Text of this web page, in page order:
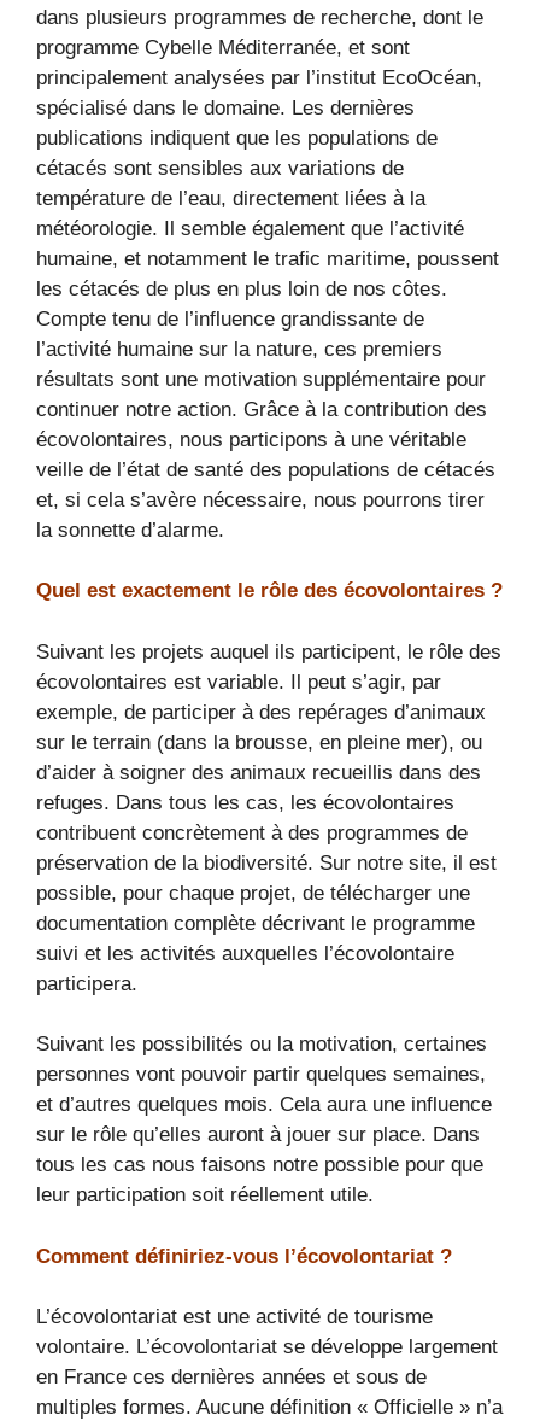
dans plusieurs programmes de recherche, dont le
programme Cybelle Méditerranée, et sont
principalement analysées par l’institut EcoOcéan,
spécialisé dans le domaine. Les dernières
publications indiquent que les populations de
cétacés sont sensibles aux variations de
température de l’eau, directement liées à la
météorologie. Il semble également que l’activité
humaine, et notamment le trafic maritime, poussent
les cétacés de plus en plus loin de nos côtes.
Compte tenu de l’influence grandissante de
l’activité humaine sur la nature, ces premiers
résultats sont une motivation supplémentaire pour
continuer notre action. Grâce à la contribution des
écovolontaires, nous participons à une véritable
veille de l’état de santé des populations de cétacés
et, si cela s’avère nécessaire, nous pourrons tirer
la sonnette d’alarme.
Quel est exactement le rôle des écovolontaires ?
Suivant les projets auquel ils participent, le rôle des
écovolontaires est variable. Il peut s’agir, par
exemple, de participer à des repérages d’animaux
sur le terrain (dans la brousse, en pleine mer), ou
d’aider à soigner des animaux recueillis dans des
refuges. Dans tous les cas, les écovolontaires
contribuent concrètement à des programmes de
préservation de la biodiversité. Sur notre site, il est
possible, pour chaque projet, de télécharger une
documentation complète décrivant le programme
suivi et les activités auxquelles l’écovolontaire
participera.
Suivant les possibilités ou la motivation, certaines
personnes vont pouvoir partir quelques semaines,
et d’autres quelques mois. Cela aura une influence
sur le rôle qu’elles auront à jouer sur place. Dans
tous les cas nous faisons notre possible pour que
leur participation soit réellement utile.
Comment définiriez-vous l’écovolontariat ?
L’écovolontariat est une activité de tourisme
volontaire. L’écovolontariat se développe largement
en France ces dernières années et sous de
multiples formes. Aucune définition « Officielle » n’a